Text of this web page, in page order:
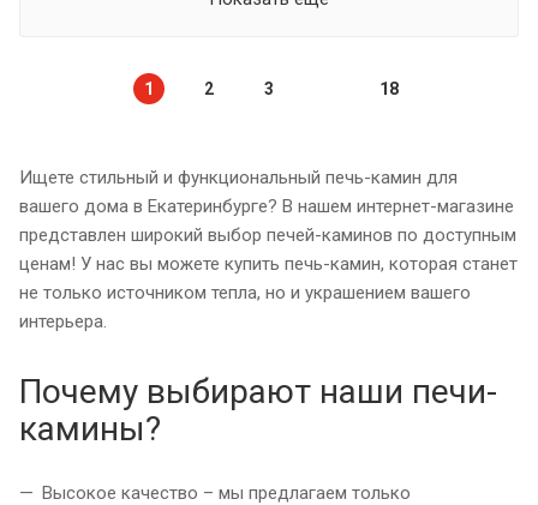
1 2 3 18
Ищете стильный и функциональный печь-камин для
вашего дома в Екатеринбурге? В нашем интернет-магазине
представлен широкий выбор печей-каминов по доступным
ценам! У нас вы можете купить печь-камин, которая станет
не только источником тепла, но и украшением вашего
интерьера.
Почему выбирают наши печи-
камины?
Высокое качество – мы предлагаем только